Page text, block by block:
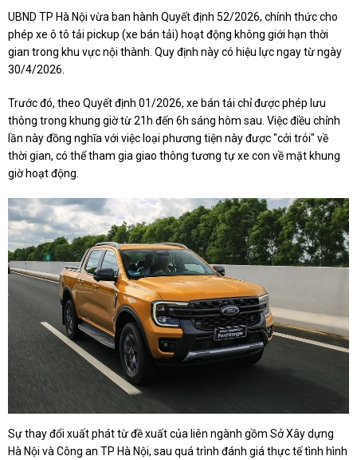
UBND TP Hà Nội vừa ban hành Quyết định 52/2026, chính thức cho
phép xe ô tô tải pickup (xe bán tải) hoạt động không giới hạn thời
gian trong khu vực nội thành. Quy định này có hiệu lực ngay từ ngày
30/4/2026.
Trước đó, theo Quyết định 01/2026, xe bán tải chỉ được phép lưu
thông trong khung giờ từ 21h đến 6h sáng hôm sau. Việc điều chỉnh
lần này đồng nghĩa với việc loại phương tiện này được "cởi trói" về
thời gian, có thể tham gia giao thông tương tự xe con về mặt khung
giờ hoạt động.
Sự thay đổi xuất phát từ đề xuất của liên ngành gồm Sở Xây dựng
Hà Nội và Công an TP Hà Nội, sau quá trình đánh giá thực tế tình hình